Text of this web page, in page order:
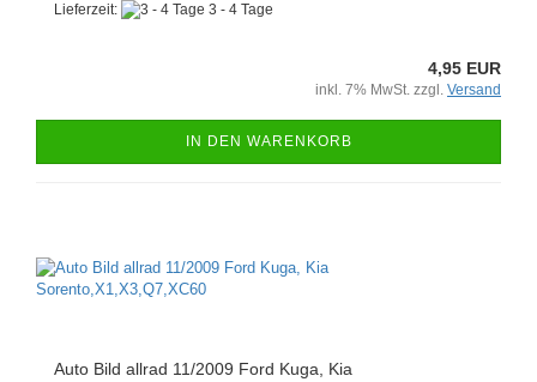
Lieferzeit: 3 - 4 Tage
4,95 EUR
inkl. 7% MwSt. zzgl. Versand
IN DEN WARENKORB
Auto Bild allrad 11/2009 Ford Kuga, Kia